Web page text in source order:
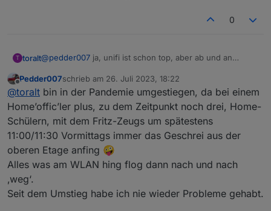
0
T toralt@pedder007 ja, unifi ist schon top, aber ab und an
Vllt liegt es auch an der menge der geräte oder an
bestimmten geräten. Aber generell fühlt es sich so an als
würde ein speicher volllaufen und dann ist schicht im
schacht. Ein hardreset setzt diesen wieder zurück und
weiter gehts.
Offline
Pedder007schrieb am 26. Juli 2023, 18:22
zuletzt editiert von
@toralt bin in der Pandemie umgestiegen, da bei einem
Home’offic’ler plus, zu dem Zeitpunkt noch drei, Home-
Schülern, mit dem Fritz-Zeugs um spätestens
11:00/11:30 Vormittags immer das Geschrei aus der
oberen Etage anfing 🤪
Alles was am WLAN hing flog dann nach und nach
‚weg‘.
Seit dem Umstieg habe ich nie wieder Probleme gehabt.